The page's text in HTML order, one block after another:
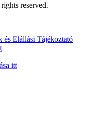
reserved.
és Elállási Tájékoztató
itt